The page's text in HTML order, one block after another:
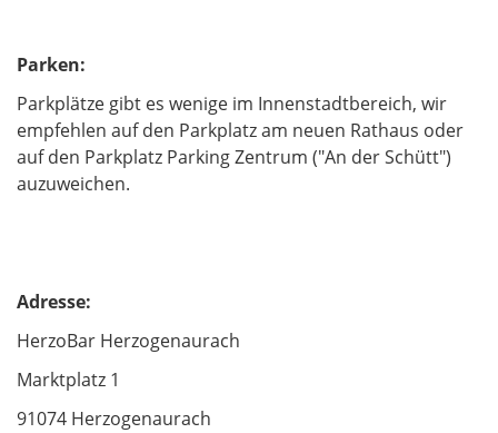
Parken:
Parkplätze gibt es wenige im Innenstadtbereich, wir
empfehlen auf den Parkplatz am neuen Rathaus oder
auf den Parkplatz Parking Zentrum ("An der Schütt")
auzuweichen.
Adresse:
HerzoBar Herzogenaurach
Marktplatz 1
91074 Herzogenaurach